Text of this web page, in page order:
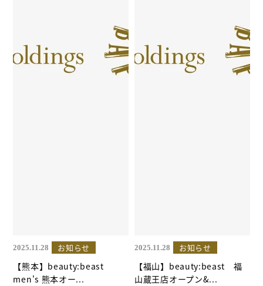
2025.11.28 お知らせ
【熊本】beauty:beast
men's 熊本オー...
2025.11.28 お知らせ
【福山】beauty:beast 福
山蔵王店オープン&...